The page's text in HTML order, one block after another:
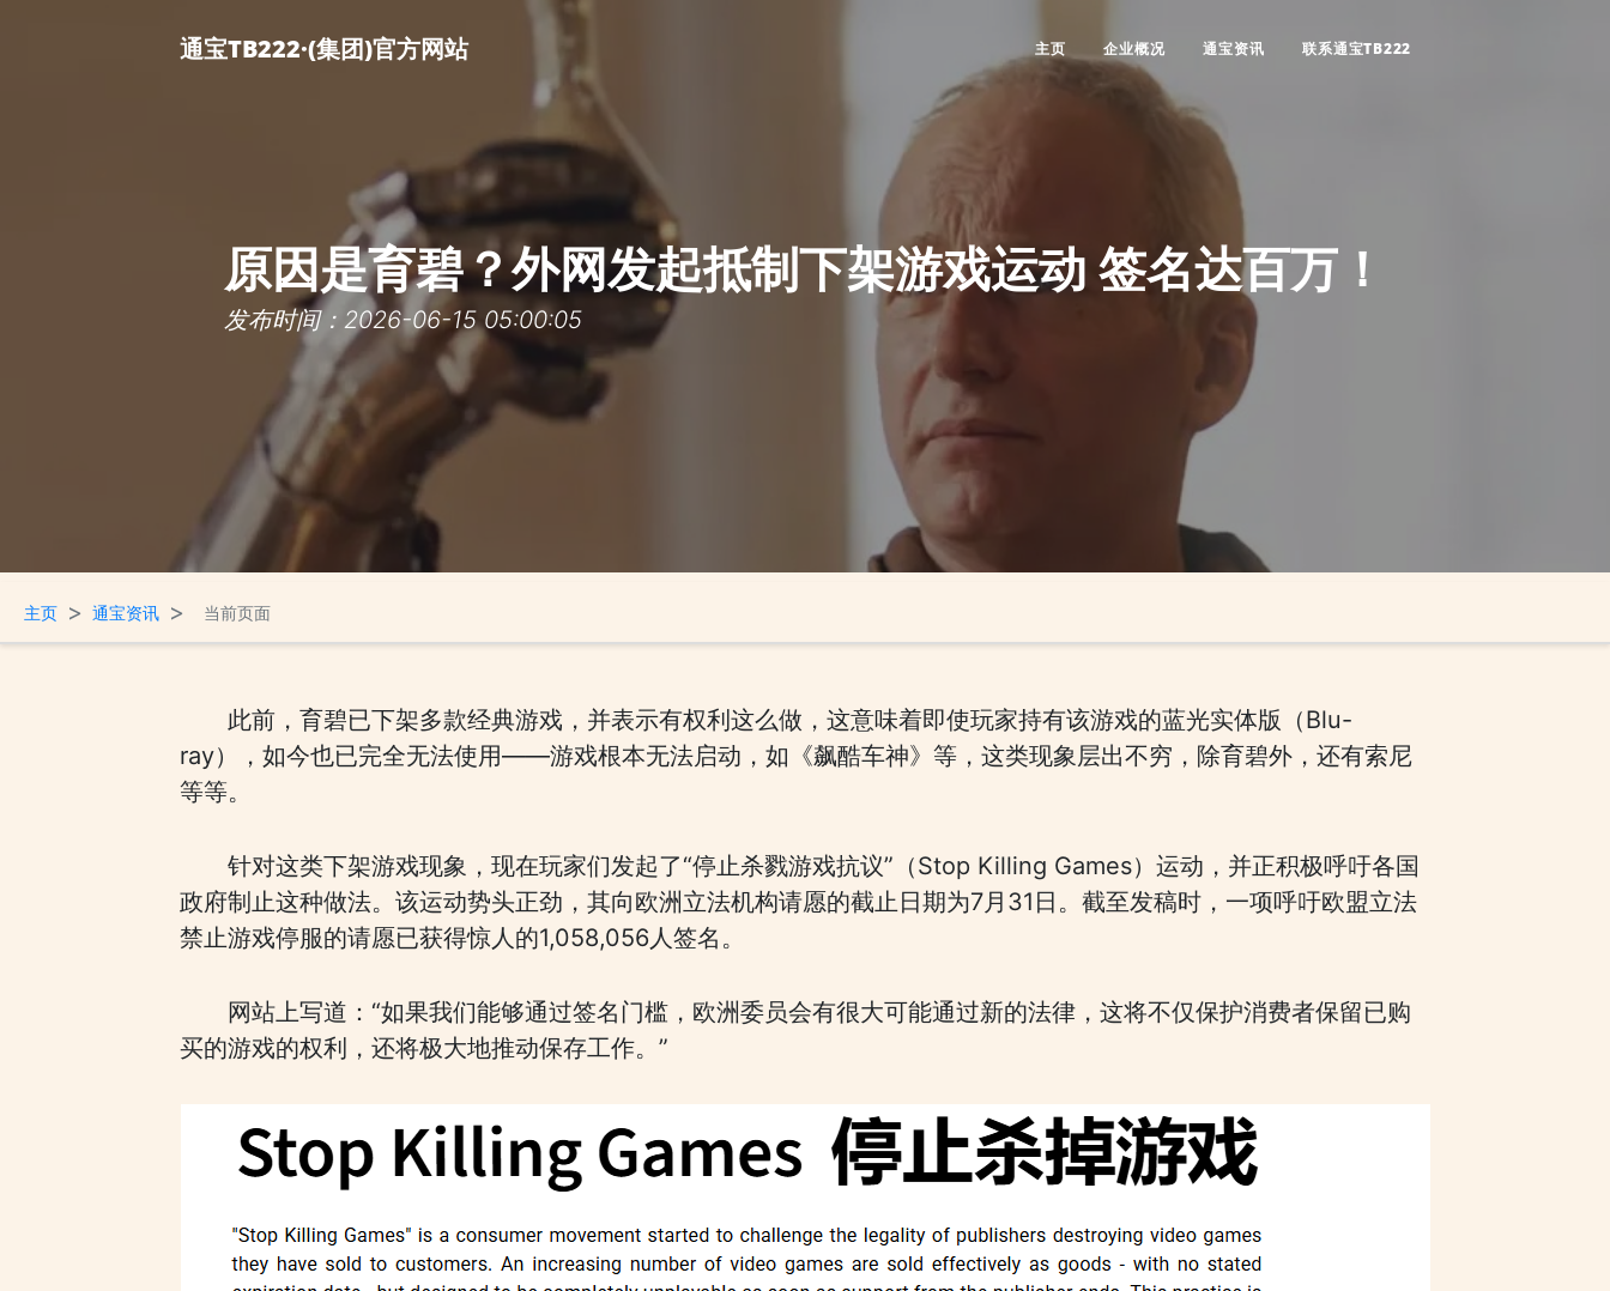
通宝TB222·(集团)官方网站 主页 企业概况 通宝资讯 联系通宝TB222
原因是育碧？外网发起抵制下架游戏运动 签名达百万！
发布时间：2026-06-15 05:00:05
主页 > 通宝资讯 > 当前页面
此前，育碧已下架多款经典游戏，并表示有权利这么做，这意味着即使玩家持有该游戏的蓝光实体版（Blu-
ray），如今也已完全无法使用——游戏根本无法启动，如《飙酷车神》等，这类现象层出不穷，除育碧外，还有索尼
等等。
针对这类下架游戏现象，现在玩家们发起了“停止杀戮游戏抗议”（Stop Killing Games）运动，并正积极呼吁各国
政府制止这种做法。该运动势头正劲，其向欧洲立法机构请愿的截止日期为7月31日。截至发稿时，一项呼吁欧盟立法
禁止游戏停服的请愿已获得惊人的1,058,056人签名。
网站上写道：“如果我们能够通过签名门槛，欧洲委员会有很大可能通过新的法律，这将不仅保护消费者保留已购
买的游戏的权利，还将极大地推动保存工作。”